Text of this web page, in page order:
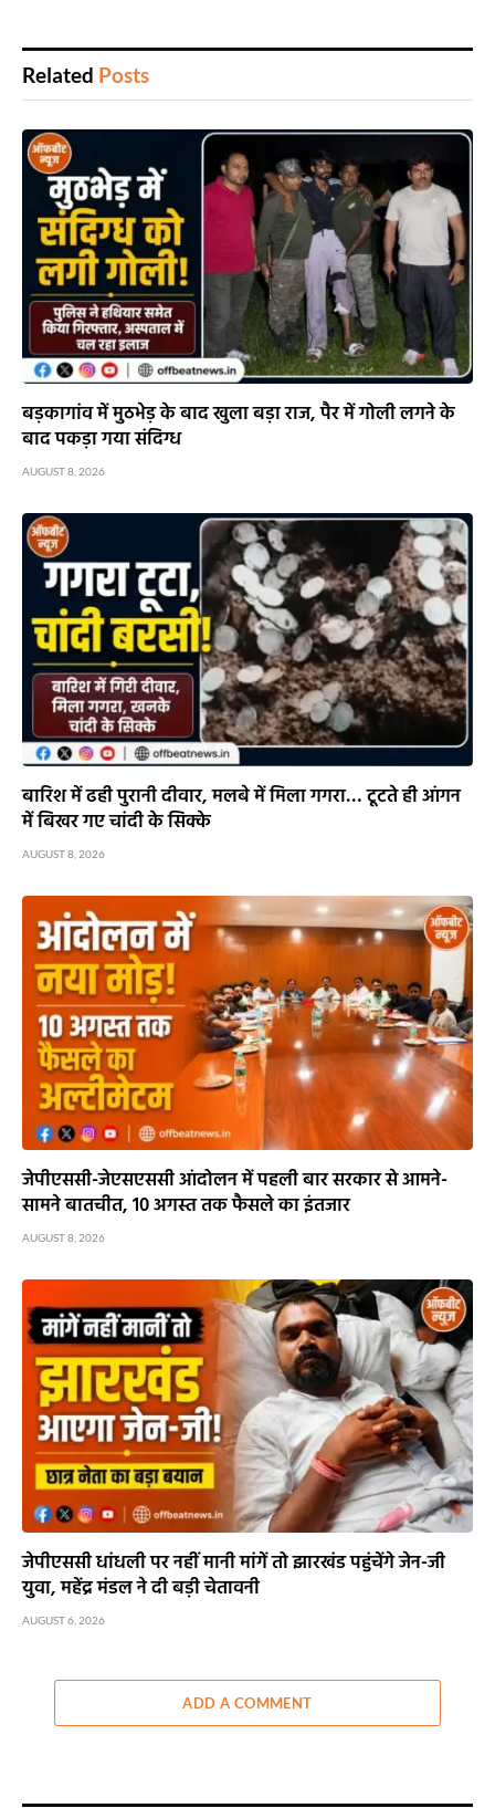
Related Posts
बड़कागांव में मुठभेड़ के बाद खुला बड़ा राज, पैर में गोली लगने के
बाद पकड़ा गया संदिग्ध
AUGUST 8, 2026
बारिश में ढही पुरानी दीवार, मलबे में मिला गगरा… टूटते ही आंगन
में बिखर गए चांदी के सिक्के
AUGUST 8, 2026
जेपीएससी-जेएसएससी आंदोलन में पहली बार सरकार से आमने-
सामने बातचीत, 10 अगस्त तक फैसले का इंतजार
AUGUST 8, 2026
जेपीएससी धांधली पर नहीं मानी मांगें तो झारखंड पहुंचेंगे जेन-जी
युवा, महेंद्र मंडल ने दी बड़ी चेतावनी
AUGUST 6, 2026
ADD A COMMENT